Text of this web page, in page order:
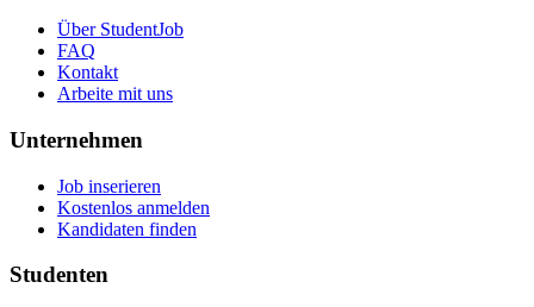
Über StudentJob
FAQ
Kontakt
Arbeite mit uns
Unternehmen
Job inserieren
Kostenlos anmelden
Kandidaten finden
Studenten